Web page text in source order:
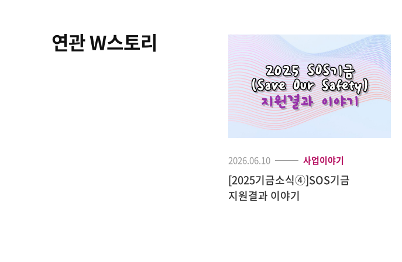
연관 W스토리
2026.06.10 사업이야기
[2025기금소식④]SOS기금
지원결과 이야기